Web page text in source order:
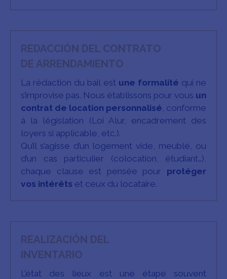
REDACCIÓN DEL CONTRATO
DE ARRENDAMIENTO
La rédaction du bail est une formalité qui ne
s’improvise pas. Nous établissons pour vous un
contrat de location personnalisé , conforme
à la législation (Loi Alur, encadrement des
loyers si applicable, etc.).
Qu’il s’agisse d’un logement vide, meublé, ou
d’un cas particulier (colocation, étudiant…),
chaque clause est pensée pour protéger
vos intérêts et ceux du locataire.
REALIZACIÓN DEL
INVENTARIO
L’état des lieux est une étape souvent